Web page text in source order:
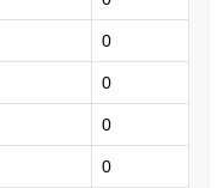
για τον Τάσο
0
0
0
0